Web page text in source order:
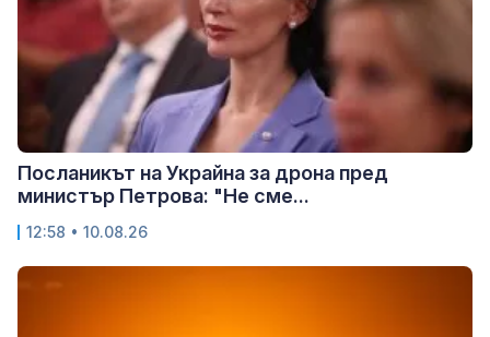
Посланикът на Украйна за дрона пред
министър Петрова: "Не сме...
12:58 • 10.08.26